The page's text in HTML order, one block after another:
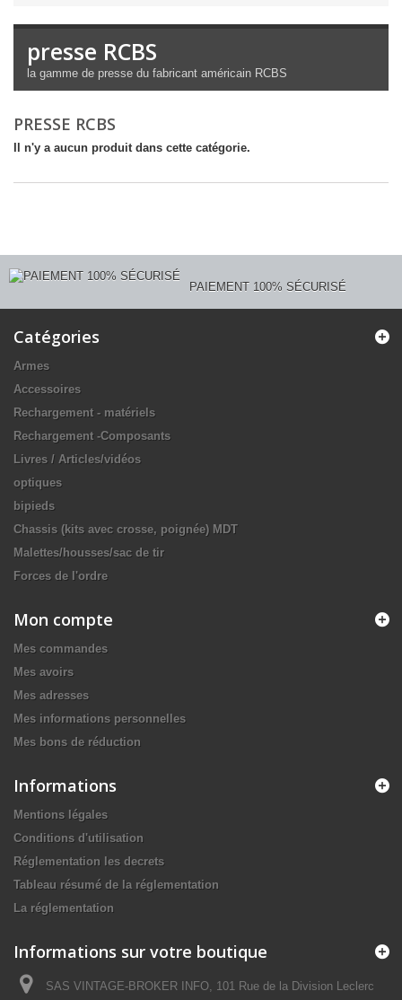
presse RCBS
la gamme de presse du fabricant américain RCBS
PRESSE RCBS
Il n'y a aucun produit dans cette catégorie.
PAIEMENT 100% SÉCURISÉ
Catégories
Armes
Accessoires
Rechargement - matériels
Rechargement -Composants
Livres / Articles/vidéos
optiques
bipieds
Chassis (kits avec crosse, poignée) MDT
Malettes/housses/sac de tir
Forces de l'ordre
Mon compte
Mes commandes
Mes avoirs
Mes adresses
Mes informations personnelles
Mes bons de réduction
Informations
Mentions légales
Conditions d'utilisation
Réglementation les decrets
Tableau résumé de la réglementation
La réglementation
Informations sur votre boutique
SAS VINTAGE-BROKER INFO, 101 Rue de la Division Leclerc